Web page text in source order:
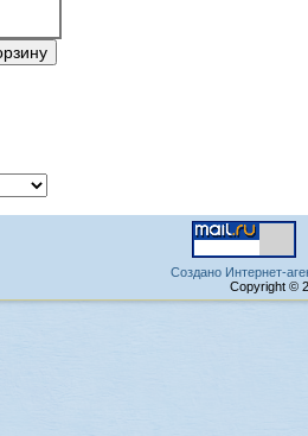
Создано Интернет-
Copyright ©